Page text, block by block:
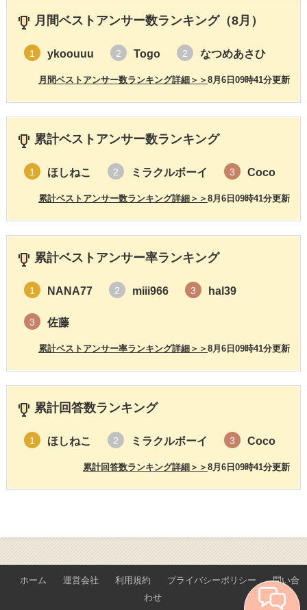
月間ベストアンサー数ランキング（8月）
1 ykoouuu 2 Togo 2 なつめあさひ
8月6日09時41分更新
月間ベストアンサー数ランキング詳細＞＞
累計ベストアンサー数ランキング
1 ほしねこ 2 ミラクルボーイ 3 Coco
8月6日09時41分更新
累計ベストアンサー数ランキング詳細＞＞
累計ベストアンサー率ランキング
1 NANA77 2 miii966 3 hal39
3 佐藤
8月6日09時41分更新
累計ベストアンサー率ランキング詳細＞＞
累計回答数ランキング
1 ほしねこ 2 ミラクルボーイ 3 Coco
8月6日09時41分更新
累計回答数ランキング詳細＞＞
ホーム 運営会社 利用規約 プライバシーポリシー
問い合
わせ